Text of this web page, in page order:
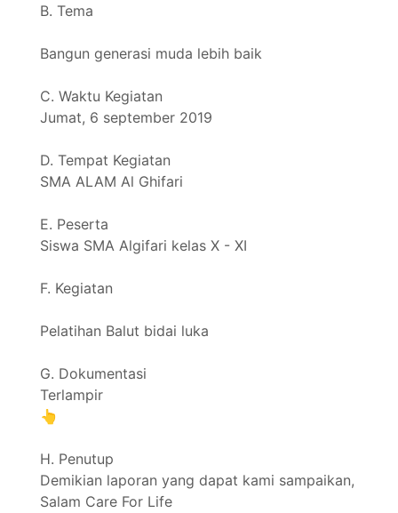
B. Tema
Bangun generasi muda lebih baik
C. Waktu Kegiatan
Jumat, 6 september 2019
D. Tempat Kegiatan
SMA ALAM Al Ghifari
E. Peserta
Siswa SMA Algifari kelas X - XI
F. Kegiatan
Pelatihan Balut bidai luka
G. Dokumentasi
Terlampir
👆
H. Penutup
Demikian laporan yang dapat kami sampaikan,
Salam Care For Life